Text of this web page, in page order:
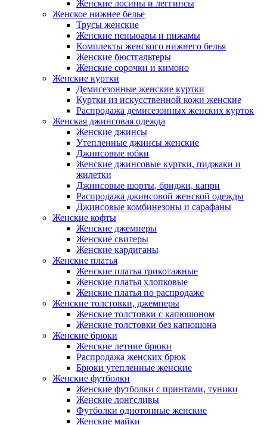
Женские лосины и леггинсы
Женское нижнее белье
Трусы женские
Женские пеньюары и пижамы
Комплекты женского нижнего белья
Женские бюстгальтеры
Женские сорочки и кимоно
Женские куртки
Демисезонные женские куртки
Куртки из искусственной кожи женские
Распродажа демисезонных женских курток
Женская джинсовая одежда
Женские джинсы
Утепленные джинсы женские
Джинсовые юбки
Женские джинсовые куртки, пиджаки и
жилетки
Джинсовые шорты, бриджи, капри
Распродажа джинсовой женской одежды
Джинсовые комбинезоны и сарафаны
Женские кофты
Женские джемперы
Женские свитеры
Женские кардиганы
Женские платья
Женские платья трикотажные
Женские платья хлопковые
Женские платья по распродаже
Женские толстовки, джемперы
Женские толстовки с капюшоном
Женские толстовки без капюшона
Женские брюки
Женские летние брюки
Распродажа женских брюк
Брюки утепленные женские
Женские футболки
Женские футболки с принтами, туники
Женские лонгсливы
Футболки однотонные женские
Женские майки